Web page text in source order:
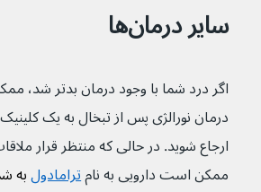
سایر درمان‌ها
اگر درد شما با وجود درمان بدتر شد،
درمان نورالژی پس از تبخال به یک
ارجاع شوید. در حالی که منتظر قرار
ممکن است دارویی به نام ترامادول به